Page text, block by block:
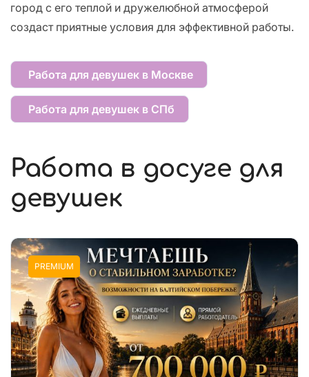
город с его теплой и дружелюбной атмосферой
создаст приятные условия для эффективной работы.
Работа для девушек в Москве
Работа для девушек в СПб
Работа в досуге для
девушек
PREMIUM